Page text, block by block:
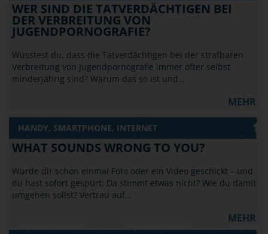
WER SIND DIE TATVERDÄCHTIGEN BEI
DER VERBREITUNG VON
JUGENDPORNOGRAFIE?
Wusstest du, dass die Tatverdächtigen bei der strafbaren
Verbreitung von Jugendpornografie immer öfter selbst
minderjährig sind? Warum das so ist und…
MEHR
HANDY, SMARTPHONE, INTERNET
WHAT SOUNDS WRONG TO YOU?
Wurde dir schon einmal Foto oder ein Video geschickt – und
du hast sofort gespürt: Da stimmt etwas nicht? Wie du damit
umgehen sollst? Vertrau auf…
MEHR